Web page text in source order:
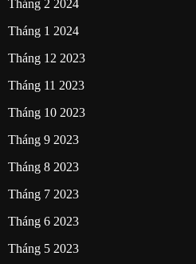
Tháng 2 2024
Tháng 1 2024
Tháng 12 2023
Tháng 11 2023
Tháng 10 2023
Tháng 9 2023
Tháng 8 2023
Tháng 7 2023
Tháng 6 2023
Tháng 5 2023